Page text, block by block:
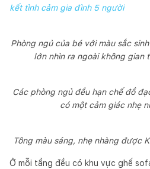
kết tình cảm gia đình 5 người
Phòng ngủ của bé với màu sắc
lớn nhìn ra ngoài không gian
Các phòng ngủ đều hạn chế đồ
có một cảm giác nhẹ
Tông màu sáng, nhẹ nhàng được
Ở mỗi tầng đều có khu vực ghế